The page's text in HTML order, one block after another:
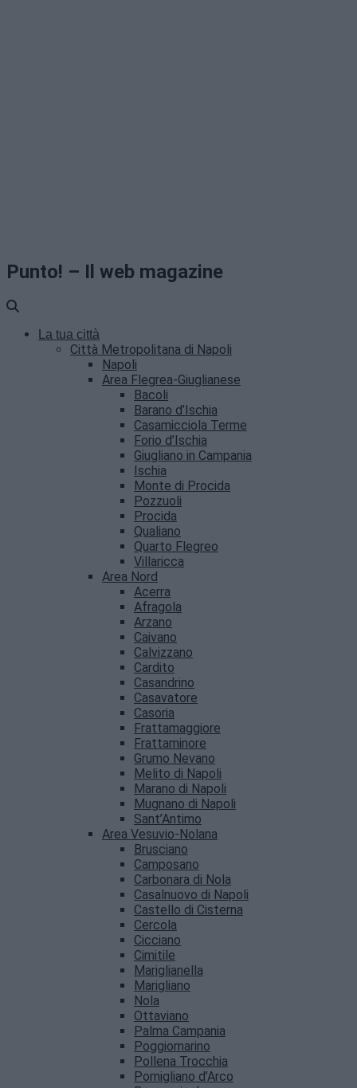
Punto! – Il web magazine
La tua città
Città Metropolitana di Napoli
Napoli
Area Flegrea-Giuglianese
Bacoli
Barano d’Ischia
Casamicciola Terme
Forio d’Ischia
Giugliano in Campania
Ischia
Monte di Procida
Pozzuoli
Procida
Qualiano
Quarto Flegreo
Villaricca
Area Nord
Acerra
Afragola
Arzano
Caivano
Calvizzano
Cardito
Casandrino
Casavatore
Casoria
Frattamaggiore
Frattaminore
Grumo Nevano
Melito di Napoli
Marano di Napoli
Mugnano di Napoli
Sant’Antimo
Area Vesuvio-Nolana
Brusciano
Camposano
Carbonara di Nola
Casalnuovo di Napoli
Castello di Cisterna
Cercola
Cicciano
Cimitile
Mariglianella
Marigliano
Nola
Ottaviano
Palma Campania
Poggiomarino
Pollena Trocchia
Pomigliano d’Arco